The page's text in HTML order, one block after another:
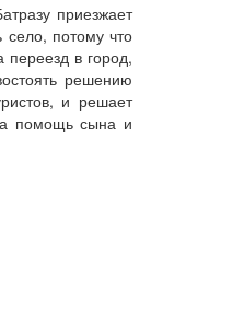
приезжает
потому что
в город,
решению
и решает
помощь сына и